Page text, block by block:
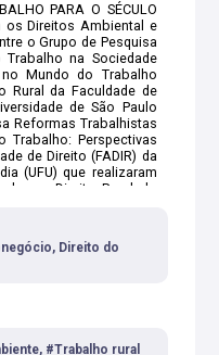
PARA O SÉCULO
os Direitos Ambiental e
o Grupo de Pesquisa
na Sociedade
Mundo do Trabalho
Rural da Faculdade de
de São Paulo
Reformas Trabalhistas
Perspectivas
de Direito (FADIR) da
(UFU) que realizaram
o Direito Rural do
e atentos às
nos últimos
questões
fundamentais dos
e agrárias,
de “nova” subárea do
anteriores em reunir
Direito do
#Trabalho rural